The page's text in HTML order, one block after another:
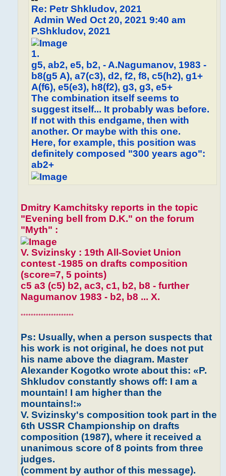
Re: Petr Shkludov, 2021
Admin Wed Oct 20, 2021 9:40 am
P.Shkludov, 2021
1.
g5, ab2, e5, b2, - A.Nagumanov, 1983 -
b8(g5 A), a7(c3), d2, f2, f8, c5(h2), g1+
A(f6), e5(e3), h8(f2), g3, g3, e5+
The combination itself seems to
suggest itself... It probably was before.
If not with this endgame, then with
another. Or maybe with this one.
Here, for example, this position was
definitely composed "300 years ago":
ab2+
Dmitry Kamchitsky reports in the topic
"Evening bell from D.K." on the forum
"Myth" :
V. Svizinsky : 19th All-Soviet Union
contest -1985 on drafts composition
(score=7, 5 points)
c5 a3 (c5) b2, ac3, c1, b2, b8 - further
Nagumanov 1983 - b2, b8 ... X.
*********************
Ps: Usually, when a person suspects that
his work is not original, he does not put
his name above the diagram. Master
Alexander Kogotko wrote about this: «P.
Shkludov constantly shows off: I am a
mountain! I am higher than the
mountains!:»
V. Svizinsky's composition took part in the
6th USSR Championship on drafts
composition (1987), where it received a
unanimous score of 8 points from three
judges.
(comment by author of this message).